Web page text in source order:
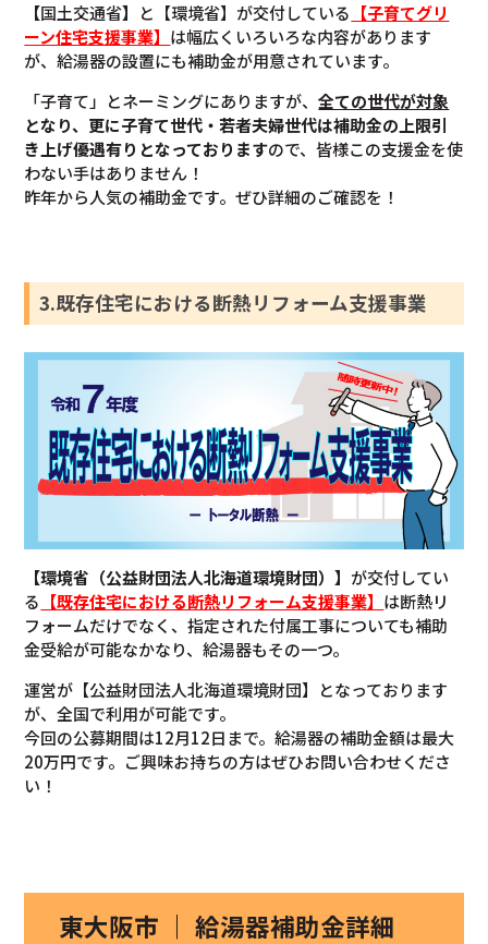
【国土交通省】 と【環境省】が交付している 【子育てグリ
ーン住宅支援事業】 は幅広くいろいろな内容があります
が、給湯器の設置にも補助金が用意されています。
「子育て」とネーミングにありますが、全ての世代が対象
となり、更に子育て世代・若者夫婦世代は補助金の上限引
き上げ優遇有りとなっておりますので、皆様この支援金を使
わない手はありません！
昨年から人気の補助金です。ぜひ詳細のご確認を！
3.既存住宅における断熱リフォーム支援事業
【環境省（公益財団法人北海道環境財団）】 が交付してい
る 【既存住宅における断熱リフォーム支援事業】 は断熱リ
フォームだけでなく、指定された付属工事についても補助
金受給が可能なかなり、給湯器もその一つ。
運営が【公益財団法人北海道環境財団】となっております
が、全国で利用が可能です。
今回の公募期間は12月12日まで。給湯器の補助金額は最大
20万円です。ご興味お持ちの方はぜひお問い合わせくださ
い！
東大阪市 ｜ 給湯器補助金詳細